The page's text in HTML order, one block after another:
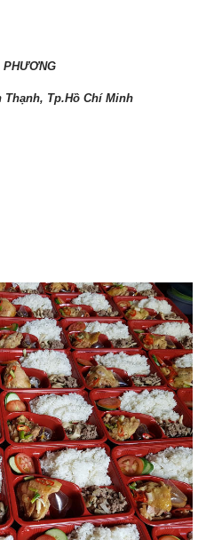
PHƯƠNG
Thạnh, Tp.Hồ Chí Minh